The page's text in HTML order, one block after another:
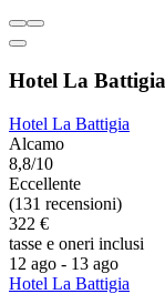
Hotel La Battigia
Hotel La Battigia
Alcamo
8,8/10
Eccellente
(131 recensioni)
322 €
tasse e oneri inclusi
12 ago - 13 ago
Hotel La Battigia